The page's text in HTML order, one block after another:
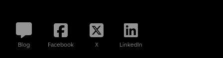
Blog Facebook X LinkedIn